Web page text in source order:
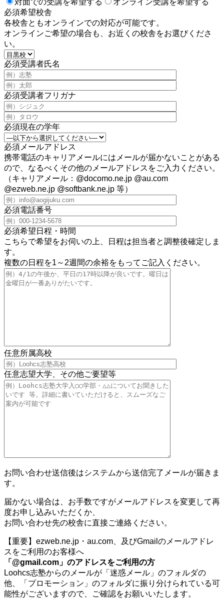
対面での受講を希望する
オンライン受講を希望する
必須希望校舎
各校舎ともオンラインでの対応が可能です。
オンラインご希望の場合も、お近くの校舎をお選びくださ
い。
必須受講者氏名
必須受講者フリガナ
必須現在の学年
必須 メールアドレス
携帯電話のキャリアメールにはメールが届かないことがある
ので、なるべくその他のメールアドレスをご入力ください。
（キャリアメール：@docomo.ne.jp @au.com
@ezweb.ne.jp @softbank.ne.jp 等）
必須電話番号
必須希望日程・時間
こちらで希望をお伺いの上、日程は担当者と調整後確定しま
す。
複数の日程を1～2週間の余裕をもってご記入ください。
任意所属高校
任意志望大学、その他ご要望等
お問い合わせ送信後はシステムから送信完了メールが届きま
す。
届かない場合は、お手数ですがメールアドレスを変更して再
度お申し込みいただくか、
お問い合わせ先の校舎に直接ご連絡ください。
【重要】ezweb.ne.jp・au.com、及びGmailのメールアドレ
スをご利用のお客様へ
「@gmail.com」のアドレスをご利用の方
Loohcs志塾からのメールが「迷惑メール」のフォルダの
他、「プロモーション」のフォルダに振り分けられている可
能性がございますので、ご確認をお願いいたします。